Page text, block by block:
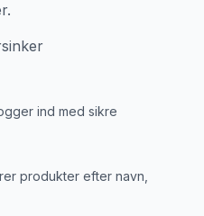
ind med sikre
produkter efter navn,